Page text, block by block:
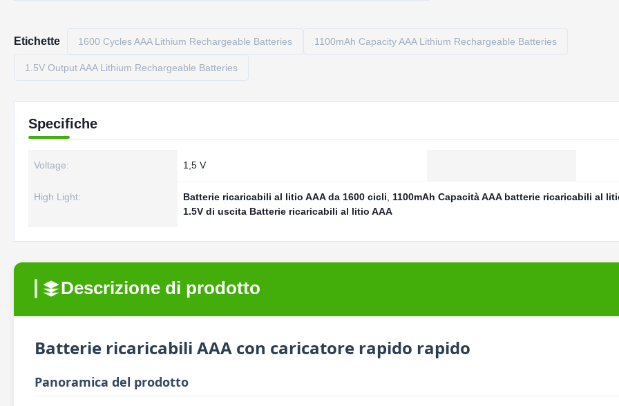
Etichette 1600 Cycles AAA Lithium Rechargeable Batteries 1100mAh Capacity AAA Lithium Rechargeable Batteries
1.5V Output AAA Lithium Rechargeable Batteries
Specifiche
Voltage: 1,5 V
High Light: Batterie ricaricabili al litio AAA da 1600 cicli
1100mAh Capacità AAA batterie ricaricabili al
1.5V di uscita Batterie ricaricabili al litio AAA
Descrizione di prodotto
Batterie ricaricabili AAA con caricatore rapido rapido
Panoramica del prodotto